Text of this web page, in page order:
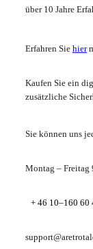
über 10 Jahre
Erfahren Sie hier
Kaufen Sie ein
zusätzliche
Sie können uns
Montag – Freitag
+ 46 10–160 60